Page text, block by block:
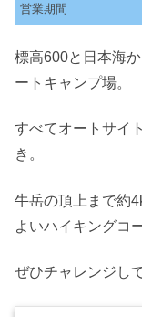
営業期間
標高600と日本海
ートキャンプ場。
すべてオートサイ
き。
牛岳の頂上まで約
よいハイキングコ
ぜひチャレンジし